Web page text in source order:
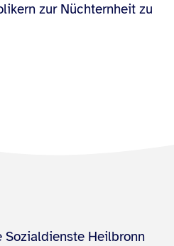
zur Nüchternheit zu
Sozialdienste Heilbronn